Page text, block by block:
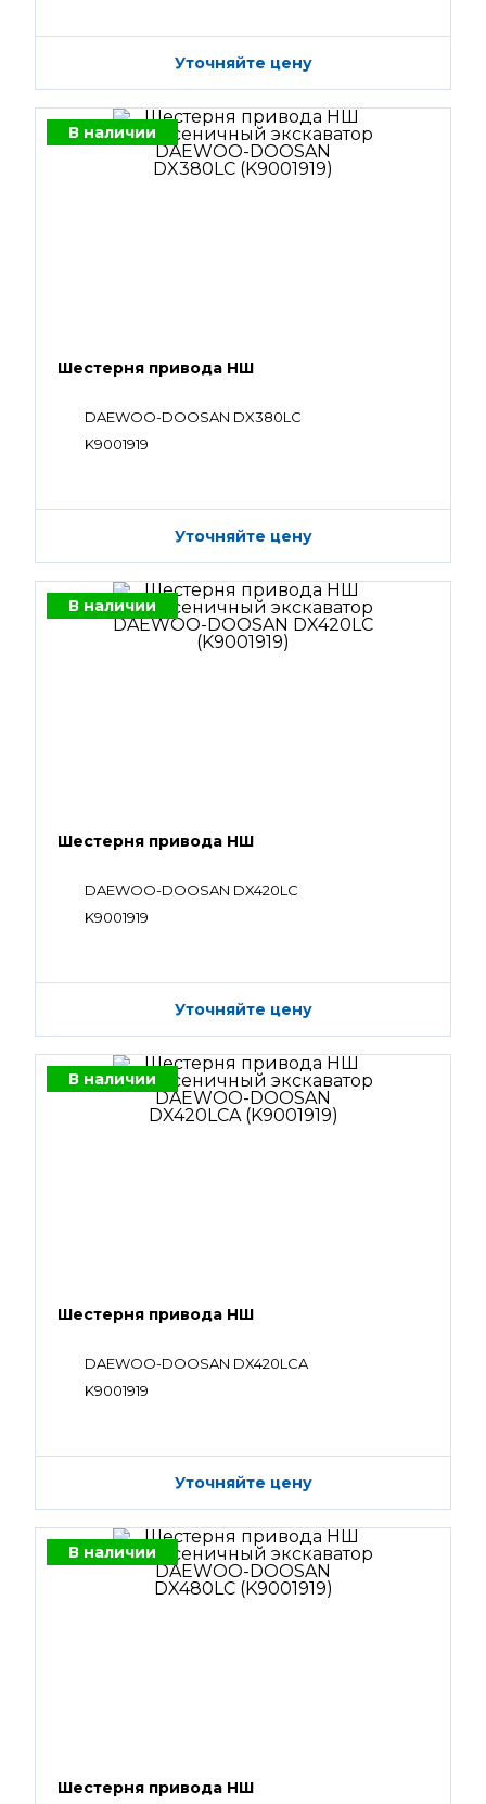
Уточняйте цену
В наличии
Шестерня привода НШ
DAEWOO-DOOSAN DX380LC
K9001919
Уточняйте цену
В наличии
Шестерня привода НШ
DAEWOO-DOOSAN DX420LC
K9001919
Уточняйте цену
В наличии
Шестерня привода НШ
DAEWOO-DOOSAN DX420LCA
K9001919
Уточняйте цену
В наличии
Шестерня привода НШ